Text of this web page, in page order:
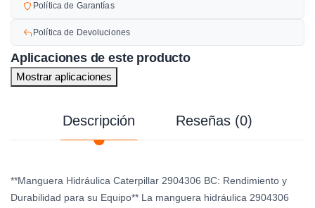
Política de Garantías
Política de Devoluciones
Aplicaciones de este producto
Mostrar aplicaciones
Descripción Reseñas (0)
**Manguera Hidráulica Caterpillar 2904306 BC: Rendimiento y
Durabilidad para su Equipo** La manguera hidráulica 2904306